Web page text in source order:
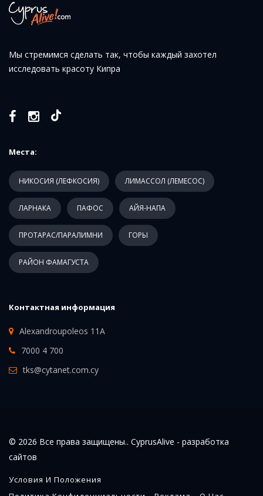
Мы стремимся сделать так, чтобы каждый захотел
исследовать красоту Кипра
Места:
НИКОСИЯ (ЛЕФКОСИЯ) ЛИМАССОЛ (ЛЕМЕСОС)
ЛАРНАКА ПАФОС АЙЯ-НАПА
ПРОТАРАС/ПАРАЛИМНИ ГОРЫ
РАЙОН ФАМАГУСТА
Контактная информация
Alexandroupoleos 11A
7000 4 700
tks@cytanet.com.cy
© 2026 Все права защищены.. CyprusAlive - разработка
сайтов
Условия И Положения